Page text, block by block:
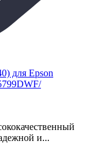
и...